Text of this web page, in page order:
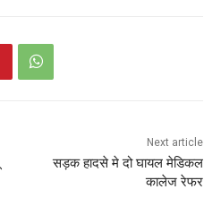
Next article
सड़क हादसे मे दो घायल मेडिकल
कालेज रेफर